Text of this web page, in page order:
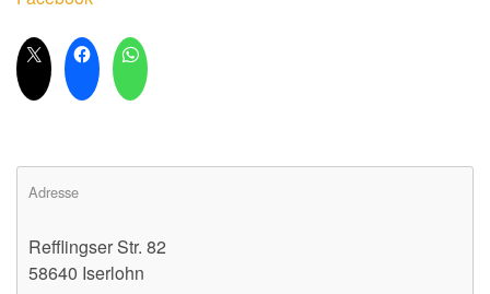
Adresse
Refflingser Str. 82
58640 Iserlohn